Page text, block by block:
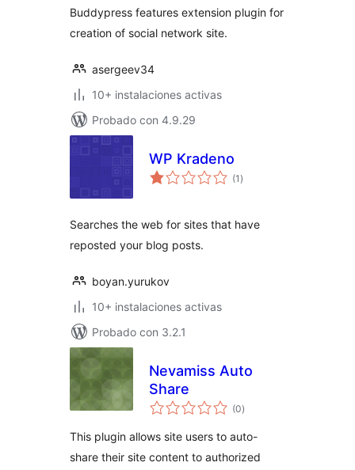
Buddypress features extension plugin for
creation of social network site.
asergeev34
10+ instalaciones activas
Probado con 4.9.29
WP Kradeno
(1 total
de
)
Searches the web for sites that have
reposted your blog posts.
boyan.yurukov
10+ instalaciones activas
Probado con 3.2.1
Nevamiss Auto
Share
(0total
de
)
This plugin allows site users to auto-
share their site content to authorized